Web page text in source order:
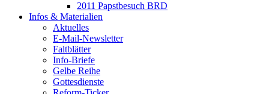
2011 Papstbesuch BRD
Infos & Materialien
Aktuelles
E-Mail-Newsletter
Faltblätter
Info-Briefe
Gelbe Reihe
Gottesdienste